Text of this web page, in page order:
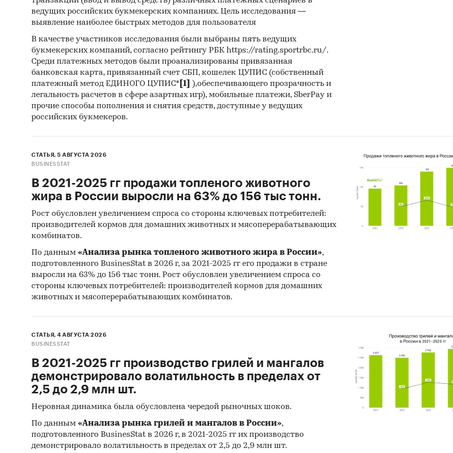
Категории: Потребительские товары
Кофеварки и кофемолки
Россия
ведущих российских букмекерских компаниях. Цель исследования —
выявление наиболее быстрых методов для пользователя
В качестве участников исследования были выбраны пять ведущих
букмекерских компаний, согласно рейтингу РБК https://rating.sportrbc.ru/.
Среди платежных методов были проанализированы привязанная
банковская карта, привязанный счет СБП, кошелек ЦУПИС (собственный
платежный метод ЕДИНОГО ЦУПИС* [1]
),обеспечивающего прозрачность и
легальность расчетов в сфере азартных игр), мобильные платежи, SberPay и
прочие способы пополнения и снятия средств, доступные у ведущих
российских букмекеров.
СТАТЬЯ, 5 АВГУСТА 2026
BUSINESSTAT
В 2021-2025 гг продажи топленого животного
жира в России выросли на 63% до 156 тыс тонн.
Рост обусловлен увеличением спроса со стороны ключевых потребителей:
производителей кормов для домашних животных и мясоперерабатывающих
комбинатов.
По данным «Анализа рынка топленого животного жира в России»,
подготовленного BusinesStat в 2026 г, за 2021-2025 гг его продажи в стране
выросли на 63% до 156 тыс тонн. Рост обусловлен увеличением спроса со
стороны ключевых потребителей: производителей кормов для домашних
животных и мясоперерабатывающих комбинатов.
СТАТЬЯ, 4 АВГУСТА 2026
BUSINESSTAT
В 2021-2025 гг производство грилей и мангалов
демонстрировало волатильность в пределах от
2,5 до 2,9 млн шт.
Неровная динамика была обусловлена чередой рыночных шоков.
По данным «Анализа рынка грилей и мангалов в России»,
подготовленного BusinesStat в 2026 г, в 2021-2025 гг их производство
демонстрировало волатильность в пределах от 2,5 до 2,9 млн шт.